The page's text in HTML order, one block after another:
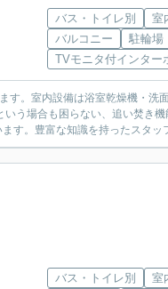
バス・トイレ別 室
バルコニー
駐輪場
TVモニタ付インター
。室内設備は浴室乾燥機・洗
う場合も困らない、追い焚き
す。豊富な知識を持ったスタッ
バス・トイレ別 室